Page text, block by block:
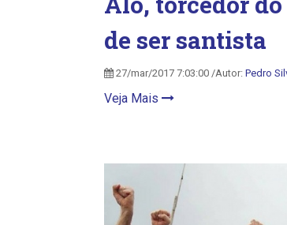
de ser santista
27/mar/2017 7:03:00 /Autor: Pedro
Veja Mais